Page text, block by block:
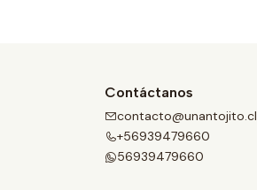
Contáctanos
contacto@unantojito.cl
+56939479660
56939479660